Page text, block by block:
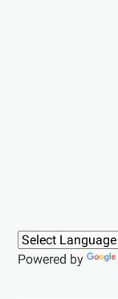
Powered by